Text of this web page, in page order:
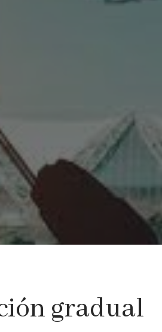
gradual